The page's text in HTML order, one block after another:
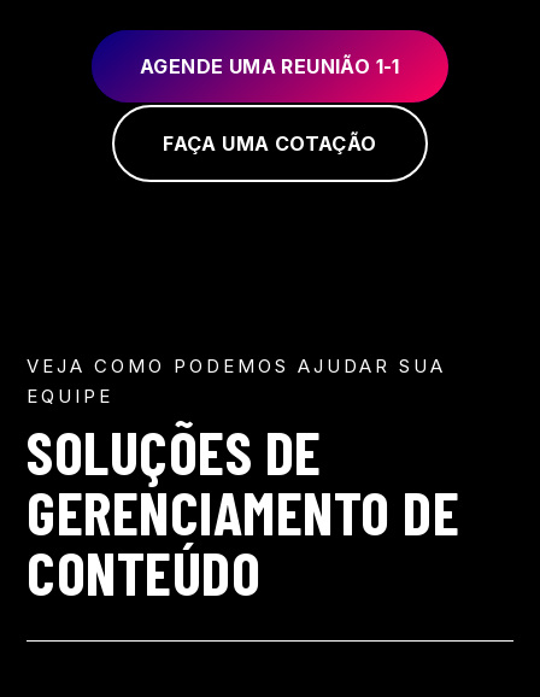
AGENDE UMA REUNIÃO 1-1
FAÇA UMA COTAÇÃO
VEJA COMO PODEMOS AJUDAR SUA
EQUIPE
SOLUÇÕES DE
GERENCIAMENTO DE
CONTEÚDO